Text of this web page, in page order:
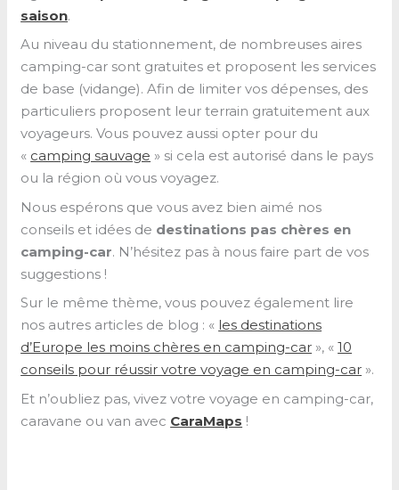
saison.
Au niveau du stationnement, de nombreuses aires
camping-car sont gratuites et proposent les services
de base (vidange). Afin de limiter vos dépenses, des
particuliers proposent leur terrain gratuitement aux
voyageurs. Vous pouvez aussi opter pour du
« camping sauvage » si cela est autorisé dans le pays
ou la région où vous voyagez.
Nous espérons que vous avez bien aimé nos
conseils et idées de destinations pas chères en
camping-car. N’hésitez pas à nous faire part de vos
suggestions !
Sur le même thème, vous pouvez également lire
nos autres articles de blog : « les destinations
d’Europe les moins chères en camping-car », «10
conseils pour réussir votre voyage en camping-car ».
Et n’oubliez pas, vivez votre voyage en camping-car,
caravane ou van avec CaraMaps !